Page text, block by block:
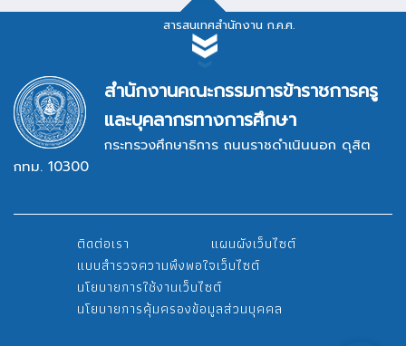
สารสนเทศสำนักงาน ก.ค.ศ.
สารสนเทศสำนักงาน ก.ค.ศ.
ระบบสารบรรณอิเล็กทรอนิกส์
ระบบรายงานผลการปฏิบัติงาน
สำนักงานคณะกรรมการข้าราชการครู
และบุคลากรทางการศึกษา
กระทรวงศึกษาธิการ ถนนราชดำเนินนอก ดุสิต
กทม. 10300
ติดต่อเรา
แผนผังเว็บไซต์
แบบสำรวจความพึงพอใจเว็บไซต์
นโยบายการใช้งานเว็บไซต์
นโยบายการคุ้มครองข้อมูลส่วนบุคคล